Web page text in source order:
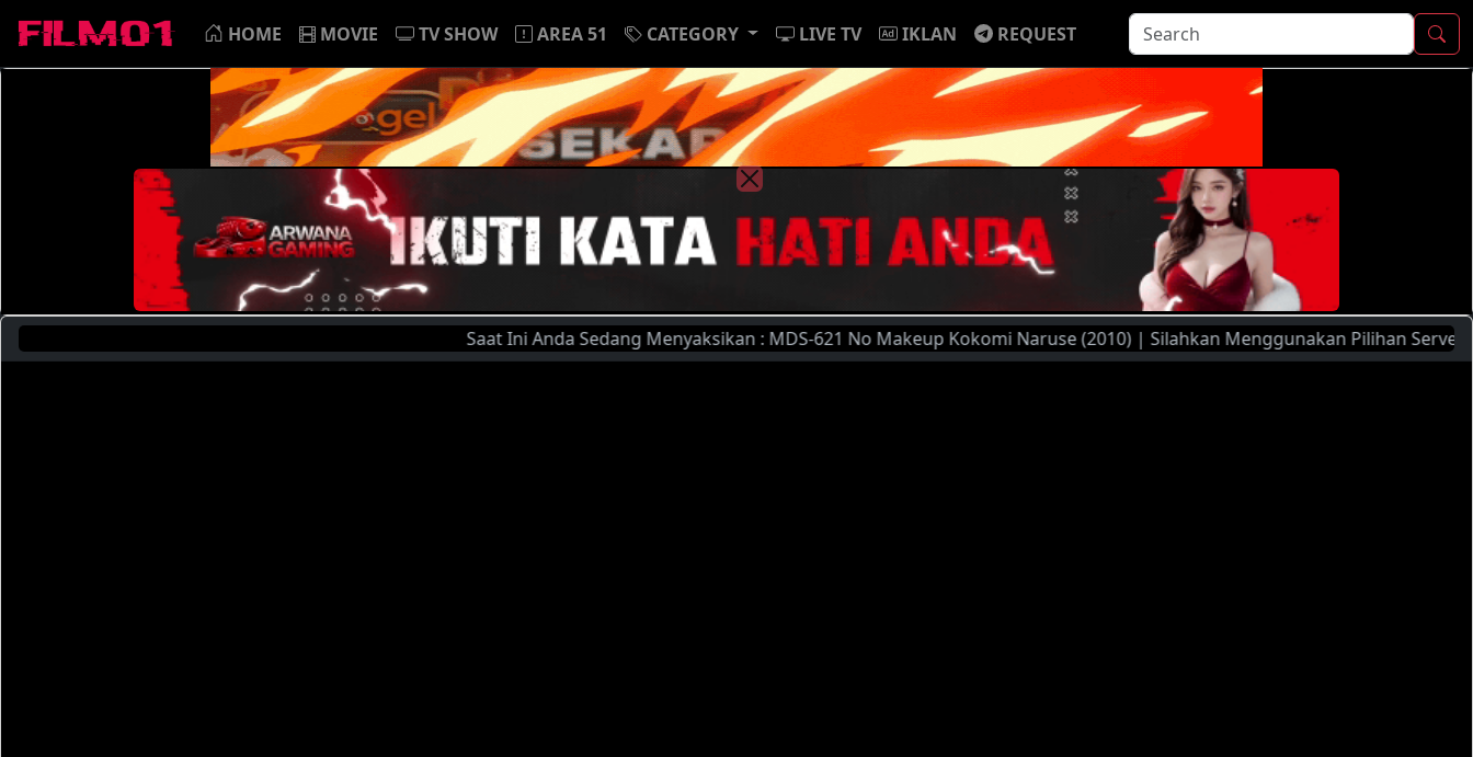
HOME MOVIE TV SHOW AREA 51 CATEGORY LIVE TV IKLAN REQUEST
Saat Ini Anda Sedang Menyaksikan : MDS-621 No Makeup Kokomi Naruse (2010) | Silahkan Menggunakan Pilihan Server